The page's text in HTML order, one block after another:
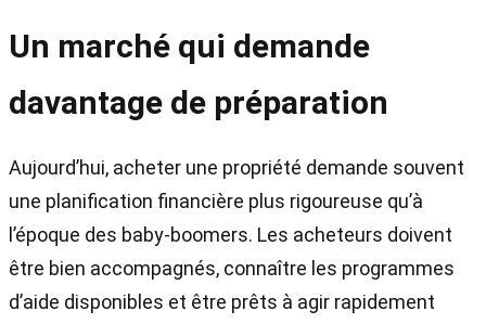
Un marché qui demande
davantage de préparation
Aujourd’hui, acheter une propriété demande souvent
une planification financière plus rigoureuse qu’à
l’époque des baby-boomers. Les acheteurs doivent
être bien accompagnés, connaître les programmes
d’aide disponibles et être prêts à agir rapidement